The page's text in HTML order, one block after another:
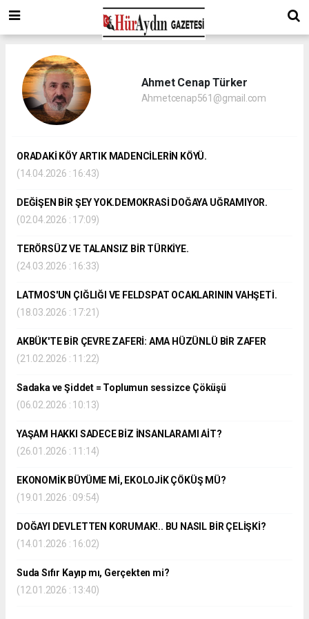
Ahmet Cenap Türker
Ahmetcenap561@gmail.com
ORADAKİ KÖY ARTIK MADENCİLERİN KÖYÜ.
(14.04.2026 : 16:43)
DEĞİŞEN BİR ŞEY YOK.DEMOKRASİ DOĞAYA UĞRAMIYOR.
(02.04.2026 : 17:09)
TERÖRSÜZ VE TALANSIZ BİR TÜRKİYE.
(24.03.2026 : 16:33)
LATMOS'UN ÇIĞLIĞI VE FELDSPAT OCAKLARININ VAHŞETİ.
(18.03.2026 : 17:21)
AKBÜK'TE BİR ÇEVRE ZAFERİ: AMA HÜZÜNLÜ BİR ZAFER
(21.02.2026 : 11:22)
Sadaka ve Şiddet = Toplumun sessizce Çöküşü
(06.02.2026 : 10:13)
YAŞAM HAKKI SADECE BİZ İNSANLARAMI AİT?
(26.01.2026 : 11:14)
EKONOMİK BÜYÜME Mİ, EKOLOJİK ÇÖKÜŞ MÜ?
(19.01.2026 : 09:54)
DOĞAYI DEVLETTEN KORUMAK!.. BU NASIL BİR ÇELİŞKİ?
(14.01.2026 : 16:02)
Suda Sıfır Kayıp mı, Gerçekten mi?
(12.01.2026 : 13:40)